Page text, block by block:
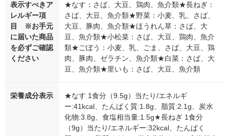
表示すべきア
レルギー項
目 ※お手元
に届いた商品
を必ずご確認
ください
★なす：さば、大豆、鶏肉、魚介類★長ねぎ：
さば、大豆、魚介類★野菜：小麦、乳、さば、
大豆、豚肉、魚介類★ほうれん草：さば、大
豆、魚介類★小松菜：さば、大豆、鶏肉、魚介
類★ごぼう：小麦、乳、ごま、さば、大豆、鶏
肉、豚肉、ゼラチン、魚介類★白菜：さば、大
豆、魚介類★里いも：さば、大豆、魚介類
栄養成分表示
★なす 1食分（9.5g）当たり/エネルギ
ー:41kcal、たんぱく質:1.8g、脂質:2.1g、炭水
化物:3.8g、食塩相当量:1.5g★長ねぎ 1食分
（9g）当たり/エネルギー:32kcal、たんぱく